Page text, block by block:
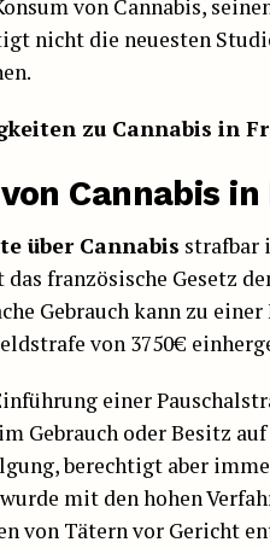
von Cannabis,
nicht die neuesten
zu Cannabis in
Cannabis
über Cannabis strafbar
französische Gesetz
Gebrauch kann zu
von 3750€
einer
Gebrauch oder Besitz
berechtigt aber
mit den hohen
von Tätern vor Gericht